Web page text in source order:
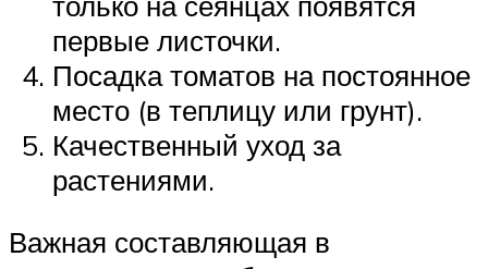
первые листочки.
Посадка томатов на постоянное
место (в теплицу или грунт).
Качественный уход за
растениями.
Важная составляющая в